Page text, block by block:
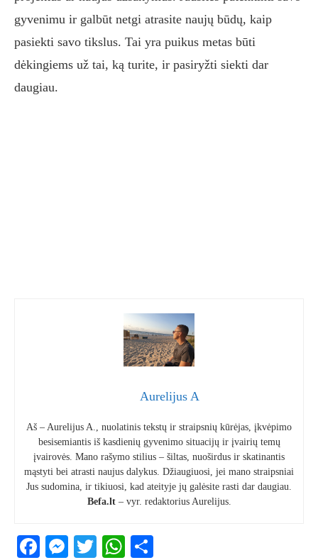
gyvenimu ir galbūt netgi atrasite naujų būdų, kaip
pasiekti savo tikslus. Tai yra puikus metas būti
dėkingiems už tai, ką turite, ir pasiryžti siekti dar
daugiau.
Aurelijus A
Aš – Aurelijus A., nuolatinis tekstų ir straipsnių kūrėjas, įkvėpimo
besisemiantis iš kasdienių gyvenimo situacijų ir įvairių temų
įvairovės. Mano rašymo stilius – šiltas, nuoširdus ir skatinantis
mąstyti bei atrasti naujus dalykus. Džiaugiuosi, jei mano straipsniai
Jus sudomina, ir tikiuosi, kad ateityje jų galėsite rasti dar daugiau.
Befa.lt– vyr. redaktorius Aurelijus.
Facebook
Messenger
TwitterWhatsApp